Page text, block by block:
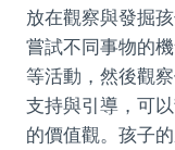
放在觀察與發掘
嘗試不同事物的
等活動，然後觀
支持與引導，可
的價值觀。孩子